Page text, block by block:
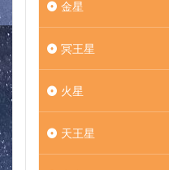
金星
冥王星
火星
天王星